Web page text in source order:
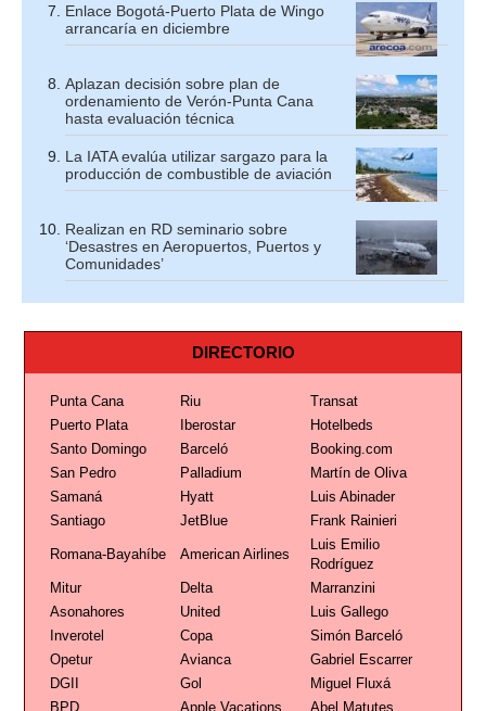
Enlace Bogotá-Puerto Plata de Wingo
arrancaría en diciembre
Aplazan decisión sobre plan de
ordenamiento de Verón-Punta Cana
hasta evaluación técnica
La IATA evalúa utilizar sargazo para la
producción de combustible de aviación
Realizan en RD seminario sobre
‘Desastres en Aeropuertos, Puertos y
Comunidades’
DIRECTORIO
Punta Cana Riu
Transat
Puerto Plata
Iberostar
Hotelbeds
Santo Domingo
Barceló
Booking.com
San Pedro
Palladium
Martín de Oliva
Samaná
Hyatt
Luis Abinader
Santiago
JetBlue Frank Rainieri
Romana-Bayahíbe American Airlines
Luis Emilio
Rodríguez
Mitur
Delta
Marranzini
Asonahores
United
Luis Gallego
Inverotel
Copa
Simón Barceló
Opetur
Avianca
Gabriel Escarrer
DGII
Gol
Miguel Fluxá
BPD
Apple Vacations Abel Matutes